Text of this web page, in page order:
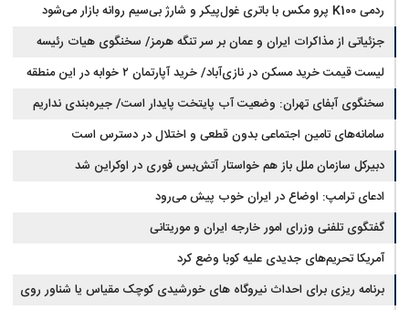
ردمی K100 پرو مکس با باتری غول‌پیکر و شارژ بی‌سیم روانه بازار می‌شود
جزئیاتی از مذاکرات ایران و عمان بر سر تنگه هرمز/ سخنگوی هیات رئیسه
مجلس: بیانیه‌ای شامل تصحیح مسیر تردد دریایی در تنگه، در آستانه نهایی شدن
است
لیست قیمت خرید مسکن در نازی‌آباد/ خرید آپارتمان ۲ خوابه در این منطقه
چقدر سرمایه نیاز دارد؟ + جدول مردادماه ۱۴۰۵
سخنگوی آبفای تهران: وضعیت آب پایتخت پایدار است/ جیره‌بندی نداریم
سامانه‌های تامین اجتماعی بدون قطعی و اختلال در دسترس است
دبیرکل سازمان ملل باز هم خواستار آتش‌بس فوری در اوکراین شد
ادعای ترامپ: اوضاع در ایران خوب پیش می‌رود
گفتگوی تلفنی وزرای امور خارجه ایران و موریتانی
آمریکا تحریم‌های جدیدی علیه کوبا وضع کرد
برنامه ریزی برای احداث نیروگاه های خورشیدی کوچک مقیاس یا شناور روی